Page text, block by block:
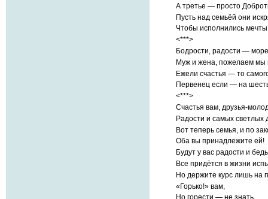
А третье — просто
Пусть над семьёй они
Чтобы исполнились
<***>
Бодрости, радости —
Муж и жена, пожелаем мы
Ежели счастья — то
Первенец если — на
<***>
Счастья вам, друзья-
Радости и самых светлых
Вот теперь семья, и по
Оба вы принадлежите ей!
Будут у вас радости и
Все придётся в жизни
Но держите курс лишь на
«Горько!» вам,